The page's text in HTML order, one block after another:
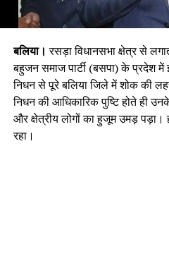
बलिया। रसड़ा विधानसभा क्षेत्र से
बहुजन समाज पार्टी (बसपा) के प्रदेश
निधन से पूरे बलिया जिले में शोक की
निधन की आधिकारिक पुष्टि होते ही
और क्षेत्रीय लोगों का हुजूम उमड़
रहा।